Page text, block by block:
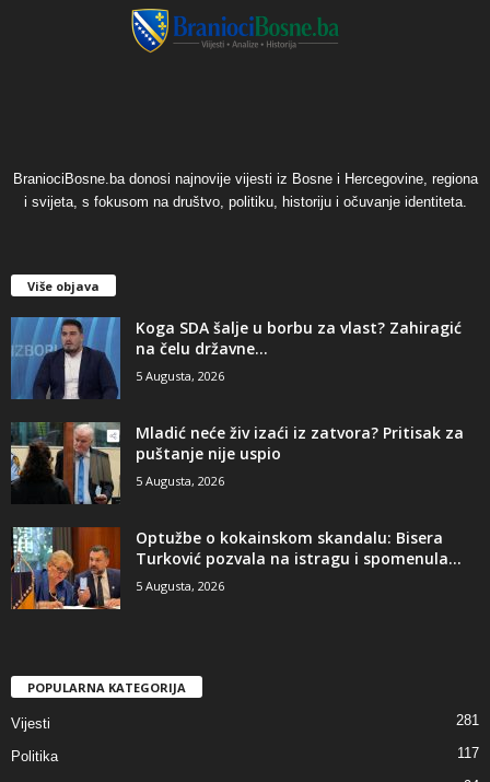
BraniociBosne.ba donosi najnovije vijesti iz Bosne i Hercegovine, regiona
i svijeta, s fokusom na društvo, politiku, historiju i očuvanje identiteta.
Više objava
​Koga SDA šalje u borbu za vlast? Zahiragić
na čelu državne...
5 Augusta, 2026
​Mladić neće živ izaći iz zatvora? Pritisak za
puštanje nije uspio
5 Augusta, 2026
​Optužbe o kokainskom skandalu: Bisera
Turković pozvala na istragu i spomenula...
5 Augusta, 2026
POPULARNA KATEGORIJA
Vijesti 281
Politika 117